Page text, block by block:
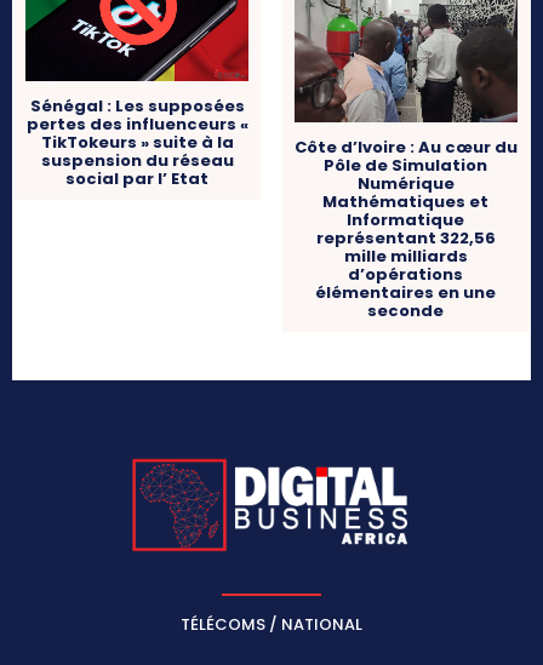
Sénégal : Les supposées
pertes des influenceurs «
TikTokeurs » suite à la
suspension du réseau
social par l’ Etat
Côte d’Ivoire : Au cœur du
Pôle de Simulation
Numérique
Mathématiques et
Informatique
représentant 322,56
mille milliards
d’opérations
élémentaires en une
seconde
TÉLÉCOMS / NATIONAL